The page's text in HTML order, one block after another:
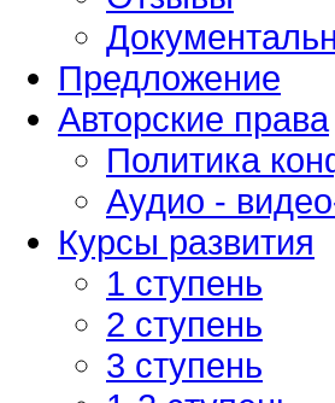
Предложение
Авторские права
Политика
Аудио -
Курсы развития
1 ступень
2 ступень
3 ступень